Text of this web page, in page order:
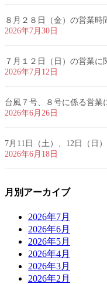
８月２８日（金）の営業時
2026年7月30日
７月１２日（日）の営業に
2026年7月12日
台風７号、８号に係る営業
2026年6月26日
7月11日（土）、12日（日
2026年6月18日
月別アーカイブ
2026年7月
2026年6月
2026年5月
2026年4月
2026年3月
2026年2月